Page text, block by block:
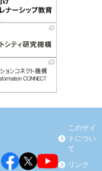
このサイ
トについ
て
リンク